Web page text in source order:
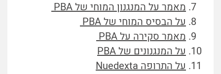
מאמר על המנגנון המוחי של PBA
על הבסיס המוחי של PBA
מאמר סקירה על PBA
על המנגנונים של PBA
על התרופה Nuedexta